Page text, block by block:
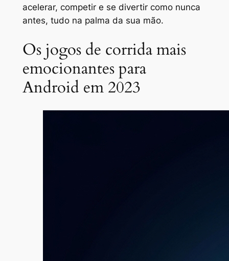
acelerar, competir e se divertir como nunca
antes, tudo na palma da sua mão.
Os jogos de corrida mais
emocionantes para
Android em 2023